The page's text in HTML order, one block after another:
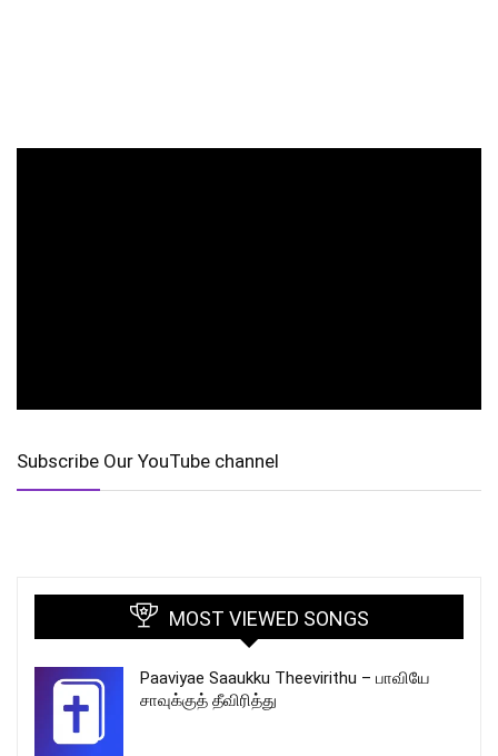
Subscribe Our YouTube channel
MOST VIEWED SONGS
Paaviyae Saaukku Theevirithu – பாவியே
சாவுக்குத் தீவிரித்து